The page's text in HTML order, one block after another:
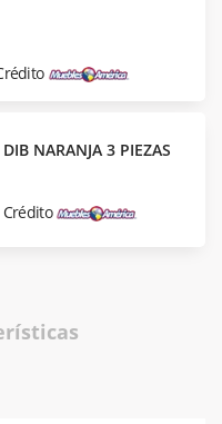
NARANJA 3 PIEZAS
Crédito